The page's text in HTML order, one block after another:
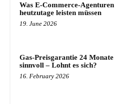
Was E-Commerce-Agenturen
heutzutage leisten müssen
19. June 2026
Gas-Preisgarantie 24 Monate
sinnvoll – Lohnt es sich?
16. February 2026